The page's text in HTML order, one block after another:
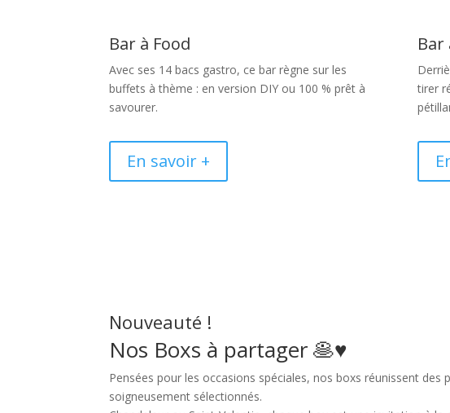
Bar à Food
Avec ses 14 bacs gastro, ce bar règne sur les
buffets à thème : en version DIY ou 100 % prêt à
savourer.
En savoir +
Bar
tirer
Nouveauté !
Nos Boxs à partager 🥞♥️
Pensées pour les occasions spéciales, nos boxs réunissent des
soigneusement sélectionnés.